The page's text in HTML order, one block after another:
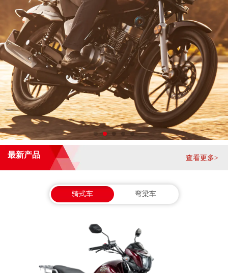
查看更多>
最新产品
骑式车 弯梁车